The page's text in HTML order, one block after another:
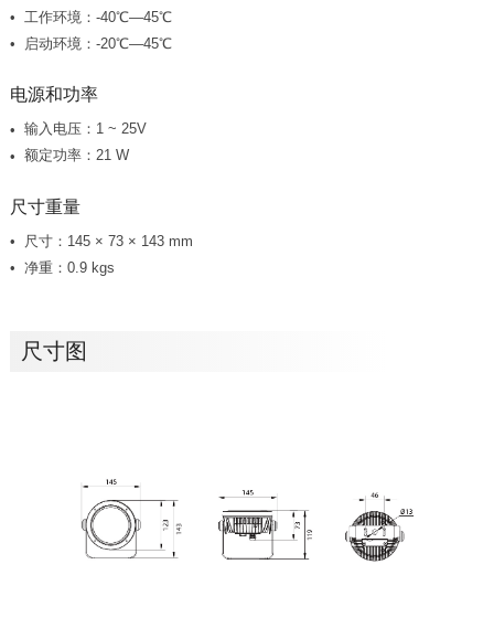
工作环境：-40℃—45℃
启动环境：-20℃—45℃
电源和功率
输入电压：1 ~ 25V
额定功率：21 W
尺寸重量
尺寸：145 × 73 × 143 mm
净重：0.9 kgs
尺寸图